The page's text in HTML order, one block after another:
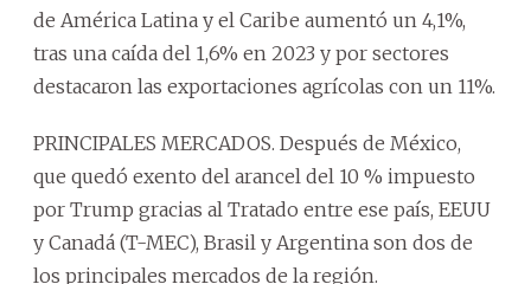
de América Latina y el Caribe aumentó un 4,1%,
tras una caída del 1,6% en 2023 y por sectores
destacaron las exportaciones agrícolas con un 11%.
PRINCIPALES MERCADOS. Después de México,
que quedó exento del arancel del 10 % impuesto
por Trump gracias al Tratado entre ese país, EEUU
y Canadá (T-MEC), Brasil y Argentina son dos de
los principales mercados de la región.